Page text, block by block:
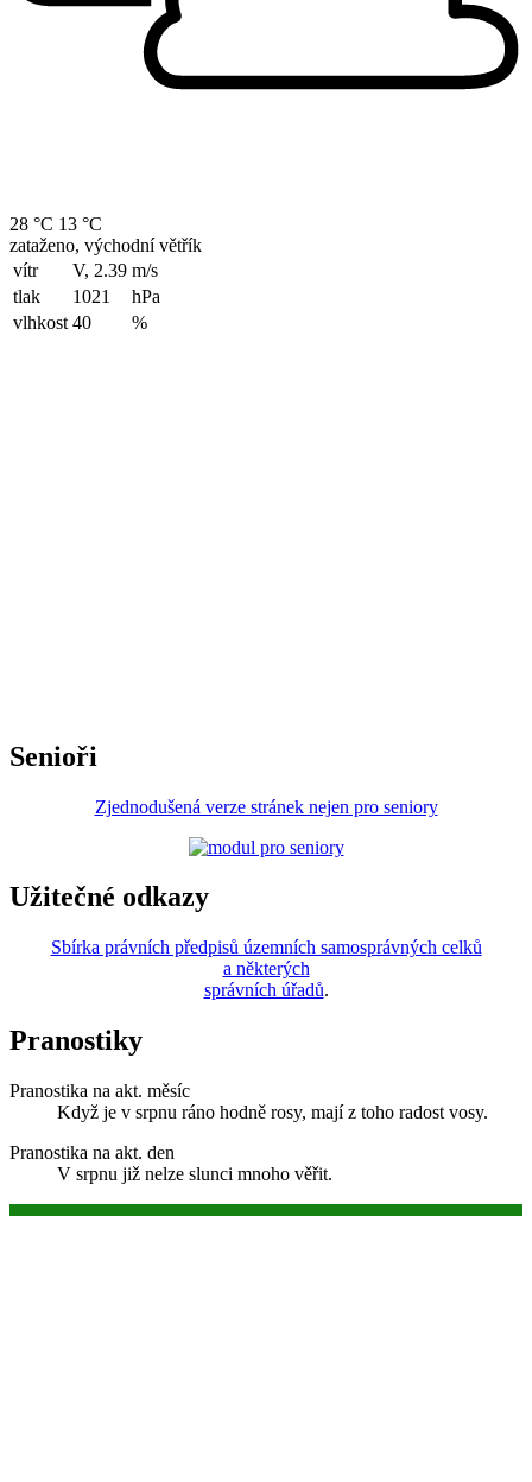
28 °C 13 °C
zataženo, východní větřík
vítr
V, 2.39 m/s
tlak
1021
hPa
vlhkost 40 %
Senioři
Zjednodušená verze stránek nejen pro seniory
Užitečné odkazy
Sbírka právních předpisů územních samosprávných celků
a některých
správních úřadů.
Pranostiky
Pranostika na akt. měsíc
Když je v srpnu ráno hodně rosy, mají z toho radost vosy.
Pranostika na akt. den
V srpnu již nelze slunci mnoho věřit.